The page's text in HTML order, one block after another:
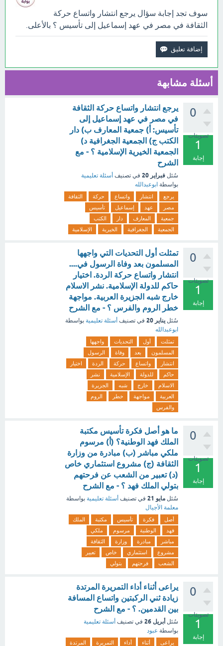
سوف تجد إجابة سؤال يرجع انتشار واتساع حركة
الثقافة في مصر في عهد إسماعيل إلى تأسيس ؟ بالأعلى.
أسئلة مشابهة
0
تصويتات
1
إجابة
يرجع انتشار واتساع حركة الثقافة
في مصر في عهد إسماعيل إلى
تأسيس: أ) جمعية المعارف ب) دار
الكتب ج) الجمعية الجغرافية د)
الجمعية الخيرية الإسلامية ؟ - مع
الشرح
سُئل فبراير 20 في تصنيف أسئلة تعليمية
بواسطة ابوعبدالله
يرجع انتشار واتساع حركة
الثقافة
مصر
عهد إسماعيل
تأسيس
جمعية
المعارف دار
الكتب
الجمعية
الجغرافية الخيرية الإسلامية
0
تصويتات
1
إجابة
تمثلت أول التحديات التي واجهها
المسلمون بعد وفاة الرسول في....
انتشار واتساع حركة الردة. اختيار
حاكم للدولة الإسلامية. نشر الاسلام
خارج شبه الجزيرة العربية. مواجهة
خطر الروم والفرس ؟ - مع الشرح
سُئل يناير 20 في تصنيف أسئلة تعليمية بواسطة
ابوعبدالله
تمثلت أول التحديات
واجهها
المسلمون
بعد وفاة
الرسول
انتشار
واتساع حركة الردة
اختيار
حاكم
للدولة الإسلامية
نشر
الاسلام
خارج شبه
الجزيرة
العربية
مواجهة خطر
الروم
والفرس
0
تصويتات
1
إجابة
ما هو أصل فكرة تأسيس مكتبة
الملك فهد الوطنية؟ (أ) مرسوم
ملكي مباشر (ب) مبادرة من وزارة
الثقافة (ج) مشروع استثماري خاص
(د) تعبير من الشعب عن فرحتهم
بتولي الملك فهد ؟ - مع الشرح
سُئل مايو 21 في تصنيف أسئلة تعليمية بواسطة
معلمة الأجيال
أصل فكرة تأسيس مكتبة
الملك
فهد
الوطنية مرسوم
ملكي
مباشر
مبادرة وزارة
الثقافة
مشروع
استثماري خاص
تعبير
الشعب
فرحتهم بتولي
0
تصويتات
1
إجابة
يراعى أثناء أداء التمريرة المرتدة
زيادة ثني الركبتين واتساع المسافة
بين القدمين. ؟ - مع الشرح
سُئل أبريل 26 في تصنيف أسئلة تعليمية
بواسطة عبود
يراعى أثناء أداء التمريرة
المرتدة